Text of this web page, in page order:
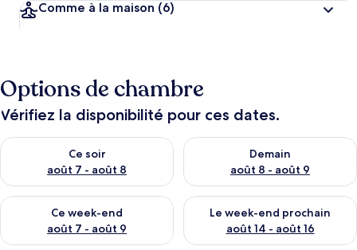
Comme à la maison (6)
Options de chambre
Vérifiez la disponibilité pour ces dates.
Ce soir
août 7 - août 8
Vérifier la disponibilité pour ce soir août 7 - août 8
Demain
août 8 - août 9
Vérifier la disponibilité pour
Ce week-end
août 7 - août 9
Vérifier la disponibilité pour ce week-end août 7 - août 9
Le week-end prochain
août 14 - août 16
Vérifier la disponibilité pour